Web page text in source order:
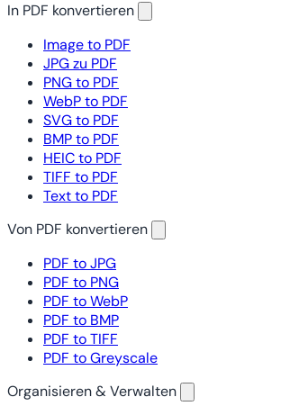
In PDF konvertieren
Image to PDF
JPG zu PDF
PNG to PDF
WebP to PDF
SVG to PDF
BMP to PDF
HEIC to PDF
TIFF to PDF
Text to PDF
Von PDF konvertieren
PDF to JPG
PDF to PNG
PDF to WebP
PDF to BMP
PDF to TIFF
PDF to Greyscale
Organisieren & Verwalten